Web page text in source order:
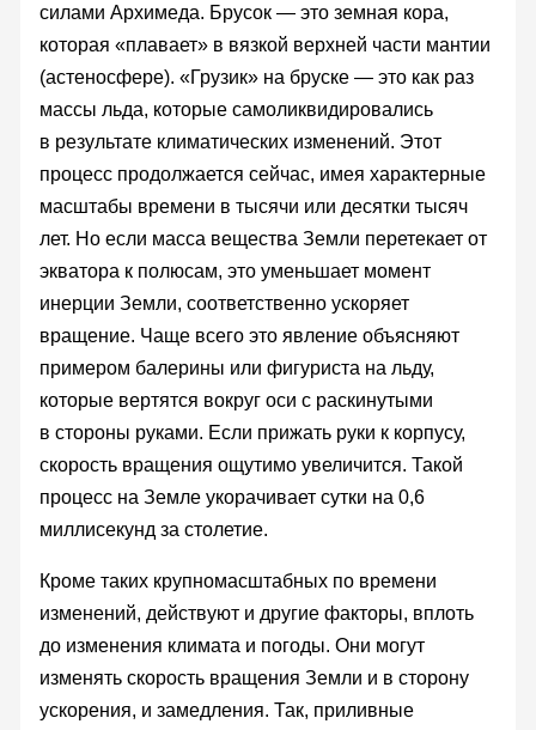
силами Архимеда. Брусок — это земная кора,
которая «плавает» в вязкой верхней части мантии
(астеносфере). «Грузик» на бруске — это как раз
массы льда, которые самоликвидировались
в результате климатических изменений. Этот
процесс продолжается сейчас, имея характерные
масштабы времени в тысячи или десятки тысяч
лет. Но если масса вещества Земли перетекает от
экватора к полюсам, это уменьшает момент
инерции Земли, соответственно ускоряет
вращение. Чаще всего это явление объясняют
примером балерины или фигуриста на льду,
которые вертятся вокруг оси с раскинутыми
в стороны руками. Если прижать руки к корпусу,
скорость вращения ощутимо увеличится. Такой
процесс на Земле укорачивает сутки на 0,6
миллисекунд за столетие.
Кроме таких крупномасштабных по времени
изменений, действуют и другие факторы, вплоть
до изменения климата и погоды. Они могут
изменять скорость вращения Земли и в сторону
ускорения, и замедления. Так, приливные